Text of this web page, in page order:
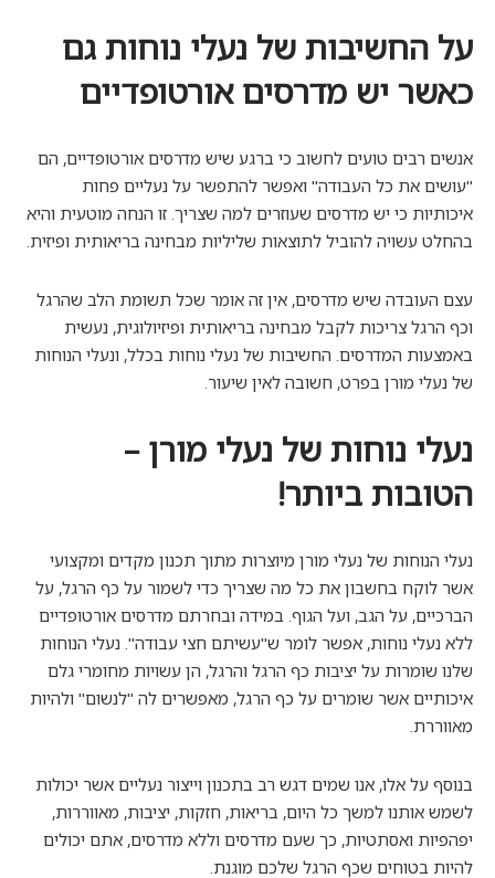
על החשיבות של נעלי נוחות גם
כאשר יש מדרסים אורטופדיים
אנשים רבים טועים לחשוב כי ברגע שיש מדרסים אורטופדיים, הם
"עושים את כל העבודה" ואפשר להתפשר על נעליים פחות
איכותיות כי יש מדרסים שעוזרים למה שצריך. זו הנחה מוטעית והיא
בהחלט עשויה להוביל לתוצאות שליליות מבחינה בריאותית ופיזית.
עצם העובדה שיש מדרסים, אין זה אומר שכל תשומת הלב שהרגל
וכף הרגל צריכות לקבל מבחינה בריאותית ופיזיולוגית, נעשית
באמצעות המדרסים. החשיבות של נעלי נוחות בכלל, ונעלי הנוחות
של נעלי מורן בפרט, חשובה לאין שיעור.
נעלי נוחות של נעלי מורן –
הטובות ביותר!
נעלי הנוחות של נעלי מורן מיוצרות מתוך תכנון מקדים ומקצועי
אשר לוקח בחשבון את כל מה שצריך כדי לשמור על כף הרגל, על
הברכיים, על הגב, ועל הגוף. במידה ובחרתם מדרסים אורטופדיים
ללא נעלי נוחות, אפשר לומר ש"עשיתם חצי עבודה". נעלי הנוחות
שלנו שומרות על יציבות כף הרגל והרגל, הן עשויות מחומרי גלם
איכותיים אשר שומרים על כף הרגל, מאפשרים לה "לנשום" ולהיות
מאווררת.
בנוסף על אלו, אנו שמים דגש רב בתכנון וייצור נעליים אשר יכולות
לשמש אותנו למשך כל היום, בריאות, חזקות, יציבות, מאווררות,
יפהפיות ואסתטיות, כך שעם מדרסים וללא מדרסים, אתם יכולים
להיות בטוחים שכף הרגל שלכם מוגנת.